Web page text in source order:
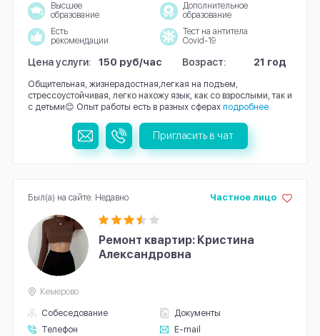
Высшее
образование
Дополнительное
образование
Есть
рекомендации
Тест на антитела
Covid-19
Цена услуги: 150 руб/час Возраст: 21 год
Общительная, жизнерадостная,легкая на подъем,
стрессоустойчивая, легко нахожу язык, как со взрослыми, так и
с детьми😊 Опыт работы есть в разных сферах подробнее
Пригласить в чат
Ремонт квартир: Кристина
Александровна
Собеседование
Документы
Телефон
E-mail
Частное лицо
Кемерово
Был(а) на сайте: Недавно